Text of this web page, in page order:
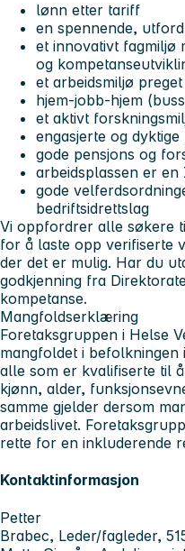
lønn etter tariff
en spennende,
et innovativt
og
et arbeidsmiljø
hjem-jobb-hjem
et aktivt
engasjerte og
gode pensjons og
arbeidsplassen er
gode
bedriftsidrettslag
Vi oppfordrer alle søkere
for å laste opp verifiserte
der det er mulig. Har du
godkjenning fra
kompetanse.
Mangfoldserklæring
Foretaksgruppen i Helse
mangfoldet i
alle som er kvalifiserte til
kjønn, alder,
samme gjelder dersom
arbeidslivet.
rette for en inkluderende
Kontaktinformasjon
Petter
Brabec, Leder/fagleder,